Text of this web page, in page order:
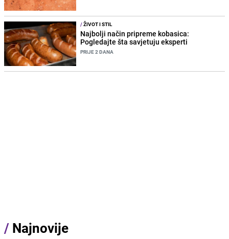
/ŽIVOT I STIL
Najbolji način pripreme kobasica:
Pogledajte šta savjetuju eksperti
PRIJE 2 DANA
/ Najnovije